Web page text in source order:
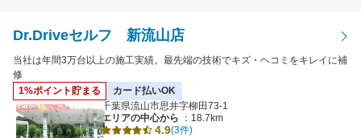
Dr.Driveセルフ 新流山店
当社は年間3万台以上の施工実績。最先端の技術でキズ・ヘコミをキレイに補
修
1%ポイント貯まる
カード払いOK
千葉県流山市思井字柳田73-1
エリアの中心から
：18.7km
4.9(3件)